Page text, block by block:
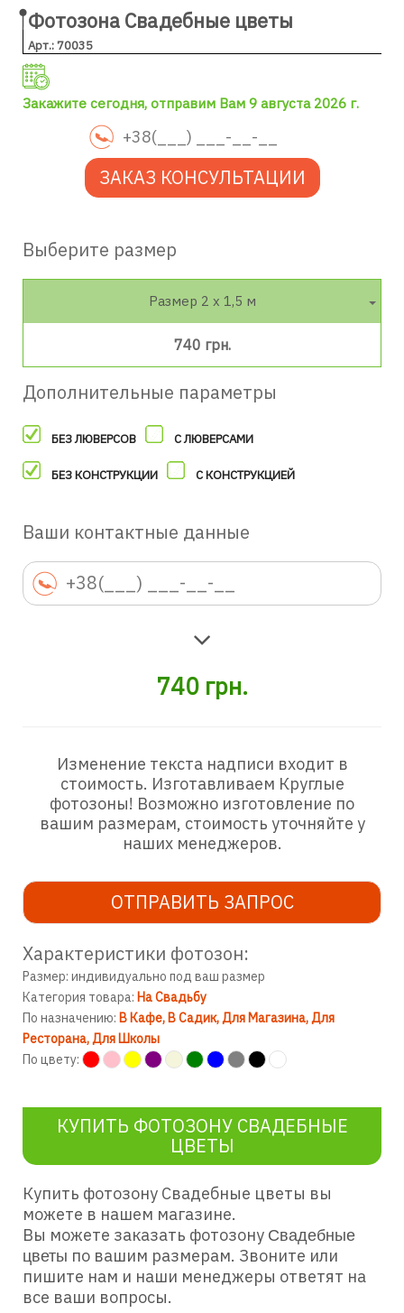
Фотозона Свадебные цветы
Арт.: 70035
Закажите сегодня, отправим Вам 9 августа 2026 г.
ЗАКАЗ КОНСУЛЬТАЦИИ
Выберите размер
Размер 2 х 1,5 м
740 грн.
Дополнительные параметры
БЕЗ ЛЮВЕРСОВ С ЛЮВЕРСАМИ
БЕЗ КОНСТРУКЦИИ С КОНСТРУКЦИЕЙ
Ваши контактные данные
740 грн.
Изменение текста надписи входит в
стоимость. Изготавливаем Круглые
фотозоны! Возможно изготовление по
вашим размерам, стоимость уточняйте у
наших менеджеров.
ОТПРАВИТЬ ЗАПРОС
Характеристики фотозон:
Размер: индивидуально под ваш размер
Категория товара: На Свадьбу
По назначению: В Кафе В Садик Для Магазина Для
Ресторана Для Школы
По цвету:
КУПИТЬ ФОТОЗОНУ СВАДЕБНЫЕ
ЦВЕТЫ
Купить фотозону Свадебные цветы вы
можете в нашем магазине.
Вы можете заказать фотозону Свадебные
цветы по вашим размерам. Звоните или
пишите нам и наши менеджеры ответят на
все ваши вопросы.